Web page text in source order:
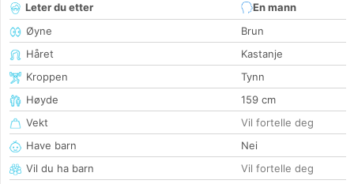
Leter du etter
En mann
Øyne
Brun
Håret
Kastanje
Kroppen
Tynn
Høyde
159 cm
Vekt
Vil fortelle deg
Have barn
Nei
Vil du ha barn
Vil fortelle deg